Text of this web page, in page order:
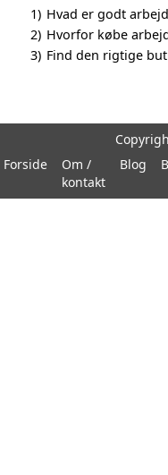
1) Hvad er godt
2) Hvorfor købe
3) Find den rigtige
Forside
Om /
kontakt
Blog